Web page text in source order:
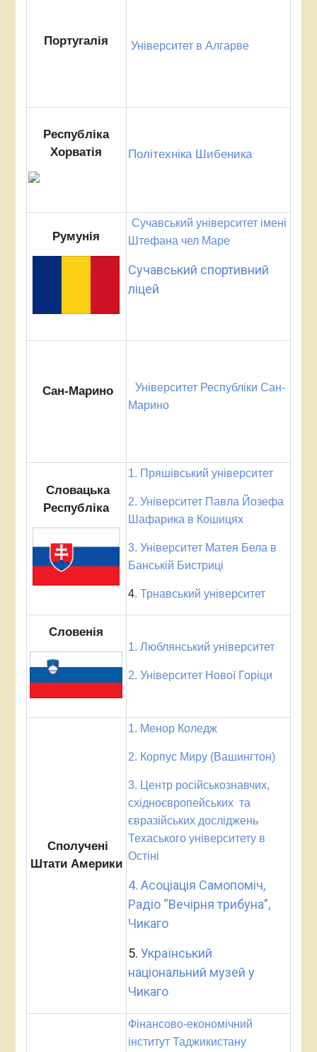
Португалія Університет в Алгарве
Республіка
Хорватія
Політехніка Шибеника
Румунія
Сучавський університет імені
Штефана чел Маре
Сучавський спортивний
ліцей
Сан-Марино
Університет Республіки Сан-
Марино
Словацька
Республіка
1. Пряшівський університет
2. Університет Павла Йозефа
Шафарика в Кошицях
3. Університет Матея Бела в
Банській Бистриці
4. Трнавський університет
Словенія
1. Люблянський університет
2. Університет Нової Горіци
Сполучені
Штати Америки
1. Менор Коледж
2. Корпус Миру (Вашингтон)
3. Центр російськознавчих,
східноєвропейських та
євразійських досліджень
Техаського університету в
Остіні
4. Асоціація Самопоміч,
Радіо “Вечірня трибуна”,
Чикаго
5. Український
національний музей у
Чикаго
Фінансово-економічний
інститут Таджикистану